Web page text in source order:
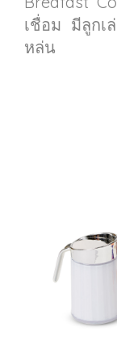
เชื่อม มีลูกเ
หล่น